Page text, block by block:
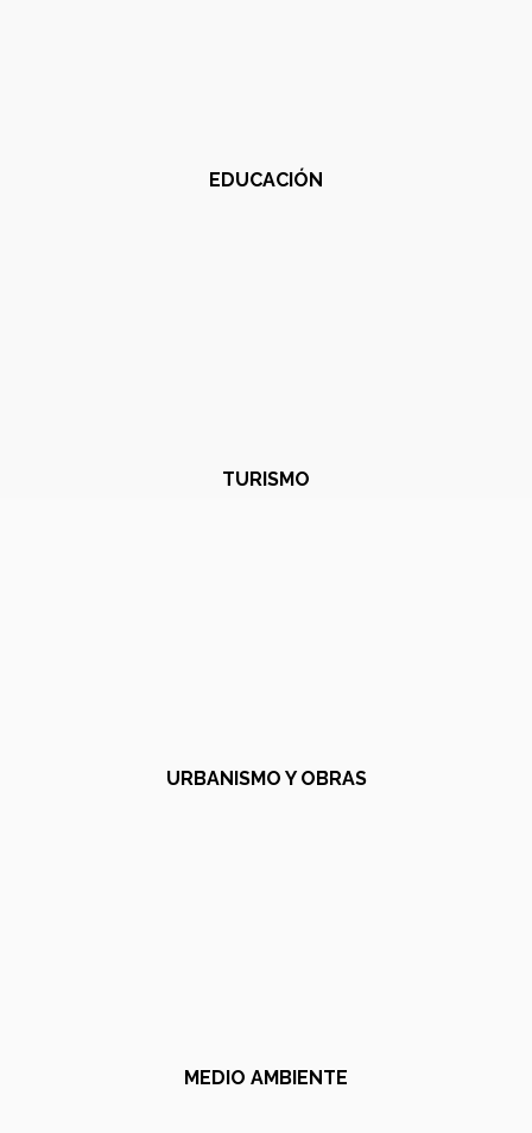
EDUCACIÓN
TURISMO
URBANISMO Y OBRAS
MEDIO AMBIENTE